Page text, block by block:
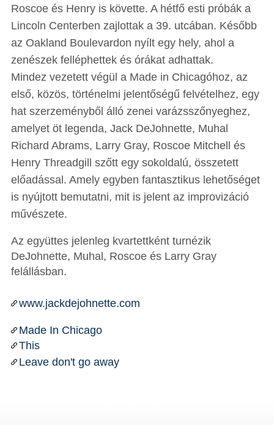
Roscoe és Henry is követte. A hétfő esti próbák a
Lincoln Centerben zajlottak a 39. utcában. Később
az Oakland Boulevardon nyílt egy hely, ahol a
zenészek felléphettek és órákat adhattak.
Mindez vezetett végül a Made in Chicagóhoz, az
első, közös, történelmi jelentőségű felvételhez, egy
hat szerzeményből álló zenei varázsszőnyeghez,
amelyet öt legenda, Jack DeJohnette, Muhal
Richard Abrams, Larry Gray, Roscoe Mitchell és
Henry Threadgill szőtt egy sokoldalú, összetett
előadással. Amely egyben fantasztikus lehetőséget
is nyújtott bemutatni, mit is jelent az improvizáció
művészete.
Az együttes jelenleg kvartettként turnézik
DeJohnette, Muhal, Roscoe és Larry Gray
felállásban.
www.jackdejohnette.com
Made In Chicago
This
Leave don't go away